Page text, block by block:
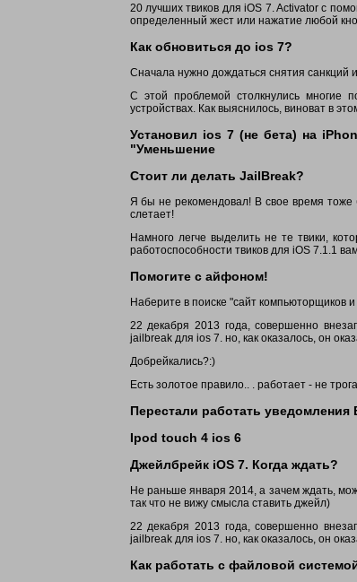
20 лучших твиков для iOS 7. Activator с
определенный жест или нажатие любой
Как обновиться до ios 7?
Сначала нужно дождаться снятия санкций
С этой проблемой столкнулись многие
устройствах. Как выяснилось, виноват в
Установил ios 7 (не бета) на
"Уменьшение
Стоит ли делать JailBreak?
Я бы не рекомендовал! В свое время тоже
слетает!
Намного легче выделить не те твики,
работоспособности твиков для iOS 7.1.1
Помогите с айфоном!
Наберите в поиске "сайт компьюторщиков
22 декабря 2013 года, совершенно
jailbreak для ios 7. но, как оказалось, он
Добрейкались?:)
Есть золотое правило.. . работает - не
Перестали работать уведомления
Ipod touch 4 ios 6
Джейлбрейк iOS 7. Когда ждать?
Не раньше января 2014, а зачем ждать,
так что не вижу смысла ставить джейл)
22 декабря 2013 года, совершенно
jailbreak для ios 7. но, как оказалось, он
Как работать с файловой